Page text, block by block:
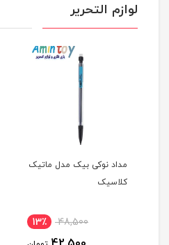
لوازم التحریر
مداد نوکی بیک مدل ماتیک
کلاسیک
48,500 13٪